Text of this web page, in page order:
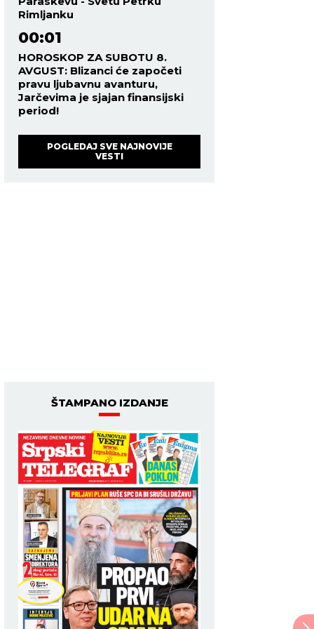
Rimljanku
00:01
HOROSKOP ZA SUBOTU 8.
AVGUST: Blizanci će započeti
pravu ljubavnu avanturu,
Jarčevima je sjajan finansijski
period!
POGLEDAJ SVE NAJNOVIJE
VESTI
ŠTAMPANO IZDANJE